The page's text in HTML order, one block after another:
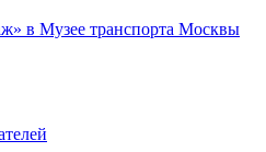
в Музее транспорта Москвы